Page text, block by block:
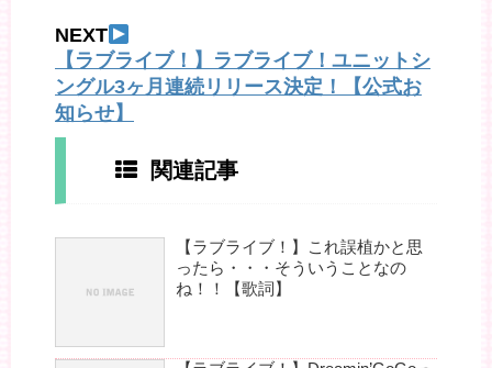
NEXT
【ラブライブ！】ラブライブ！ユニットシ
ングル3ヶ月連続リリース決定！【公式お
知らせ】
関連記事
【ラブライブ！】これ誤植かと思
ったら・・・そういうことなの
ね！！【歌詞】